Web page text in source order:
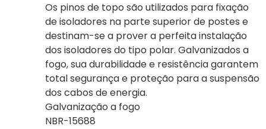
Os pinos de topo são utilizados para fixação
de isoladores na parte superior de postes e
destinam-se a prover a perfeita instalação
dos isoladores do tipo polar. Galvanizados a
fogo, sua durabilidade e resistência garantem
total segurança e proteção para a suspensão
dos cabos de energia.
Galvanização a fogo
NBR-15688